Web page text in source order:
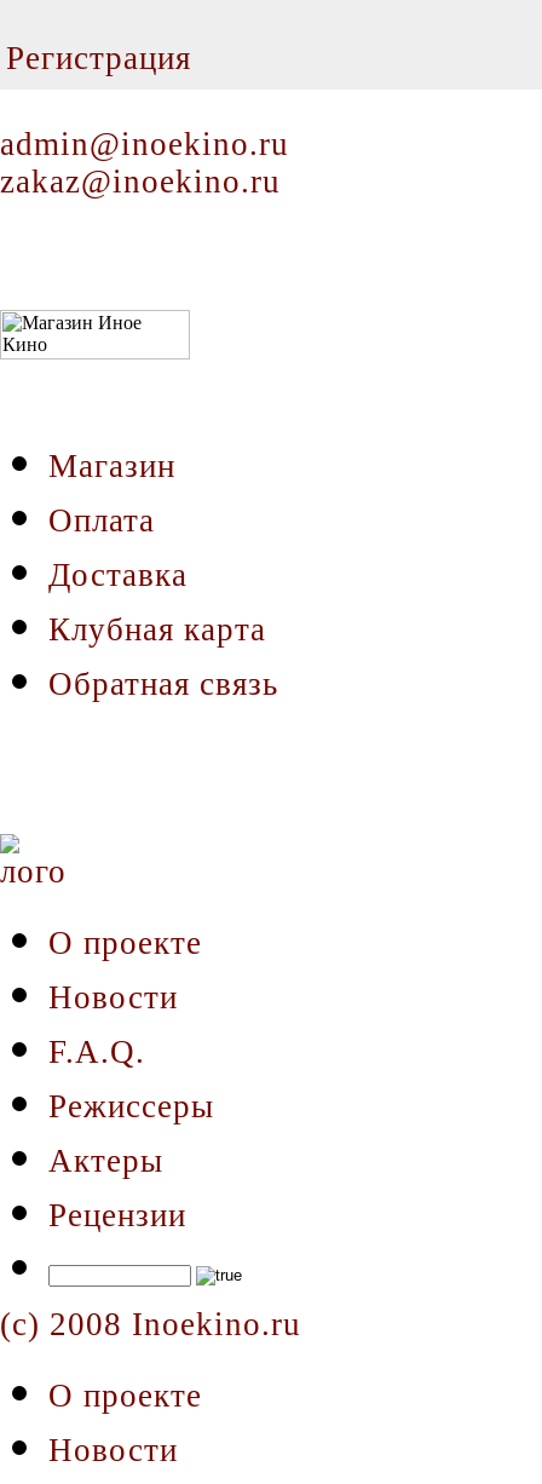
Регистрация
admin@inoekino.ru
zakaz@inoekino.ru
Магазин
Оплата
Доставка
Клубная карта
Обратная связь
О проекте
Новости
F.A.Q.
Режиссеры
Актеры
Рецензии
(c) 2008 Inoekino.ru
О проекте
Новости